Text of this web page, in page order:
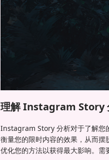
理解 Instagram Story
Instagram Story 分析对于了解您
衡量您的限时内容的效果，从而
优化您的方法以获得最大影响。